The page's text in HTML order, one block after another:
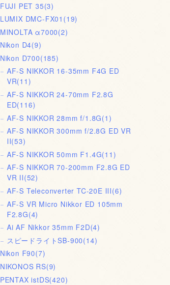
FUJI PET 35(3)
LUMIX DMC-FX01 (19)
MINOLTA α7000(2)
Nikon D4(9)
Nikon D700(185)
AF-S NIKKOR 16-35mm F4G ED
VR(11)
AF-S NIKKOR 24-70mm F2.8G
ED(116)
AF-S NIKKOR 28mm f/1.8G(1)
AF-S NIKKOR 300mm f/2.8G ED VR
II(53)
AF-S NIKKOR 50mm F1.4G(11)
AF-S NIKKOR 70-200mm F2.8G ED
VR II(52)
AF-S Teleconverter TC-20E III(6)
AF-S VR Micro Nikkor ED 105mm
F2.8G(4)
Ai AF Nikkor 35mm F2D(4)
スピードライトSB-900(14)
Nikon F90(7)
NIKONOS RS(9)
PENTAX istDS(420)